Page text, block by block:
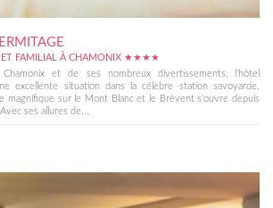
ET FAMILIAL À CHAMONIX ★★★★
et de ses nombreux divertissements, l'hôtel
excellente situation dans la célèbre station savoyarde.
magnifique sur le Mont Blanc et le Brévent s'ouvre depuis
ses allures de...